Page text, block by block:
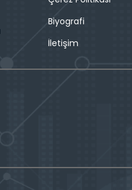
Biyografi
İletişim